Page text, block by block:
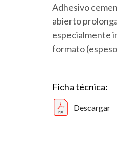
Adhesivo
abierto
especialmente
formato
Ficha técnica:
Descargar